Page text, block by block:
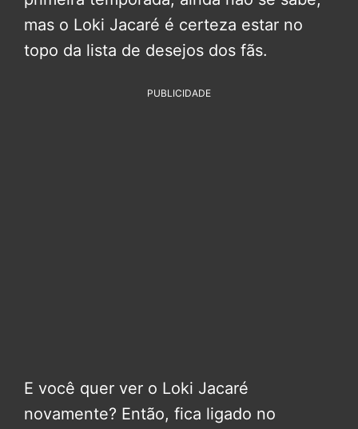
mas o Loki Jacaré é certeza estar no
topo da lista de desejos dos fãs.
PUBLICIDADE
E você quer ver o Loki Jacaré
novamente? Então, fica ligado no